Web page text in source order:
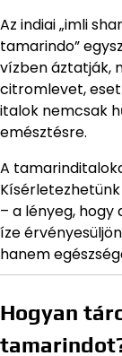
Az indiai „imli
tamarindo”
vízben áztatják,
citromlevet,
italok nemcsak
emésztésre.
A
– a lényeg,
íze
hanem
Hogyan